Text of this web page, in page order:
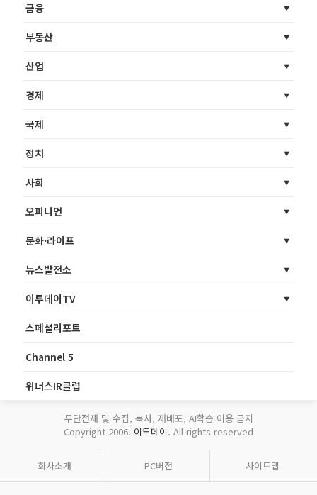
금융
부동산
산업
경제
국제
정치
사회
오피니언
문화·라이프
뉴스발전소
이투데이TV
스페셜리포트
Channel 5
위너스IR클럽
무단전재 및 수집, 복사, 재배포, AI학습 이용 금지
Copyright 2006. 이투데이. All rights reserved
회사소개 PC버전 사이트맵